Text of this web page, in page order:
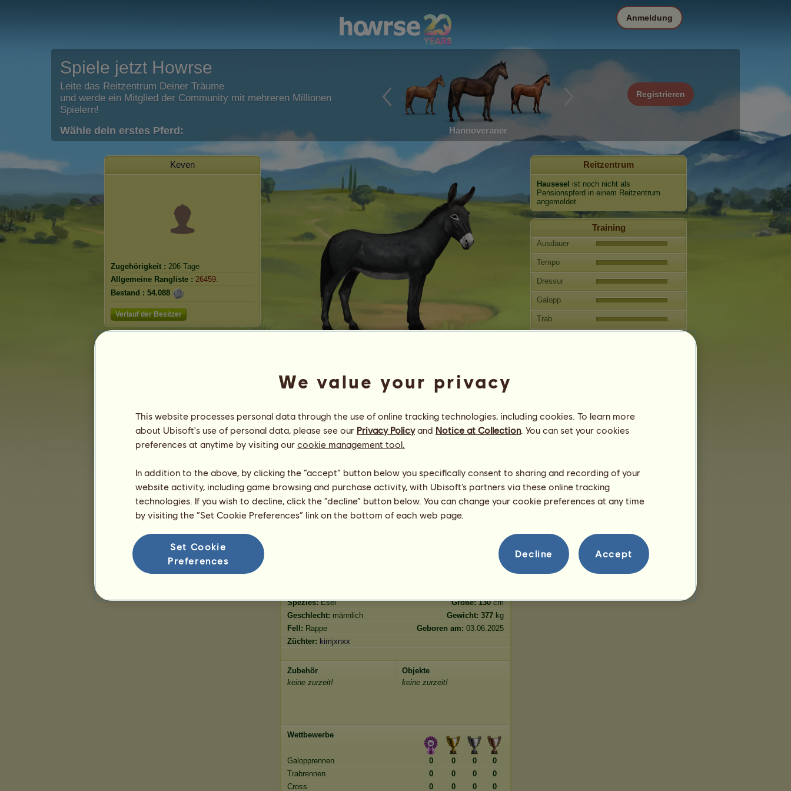
Spiele jetzt Howrse
Leite das Reitzentrum Deiner Träume
und werde ein Mitglied der Community mit mehreren Millionen
Spielern!
Wähle dein erstes Pferd: Hannoveraner
Registrieren
Anmeldung
Keven
Zugehörigkeit : 206 Tage
Allgemeine Rangliste : 26459.
Bestand : 54.088
Verlauf der Besitzer
Das kalte Wesen
10:00
Gesundheit
100%
Moral
98%
Ausdauer
7.11
Tempo
0.00
Dressur
0.00
Galopp
7.11
Spezies:Esel Größe: 130cm
Geschlecht: männlich Gewicht: 377 kg
Fell: Rappe Geboren am: 03.06.2025
Züchter: kimjxnxx
Zubehör
keine zurzeit!
Objekte
keine zurzeit!
Wettbewerbe
Galopprennen 0 0 0
0
Trabrennen
0 0 0
0
Cross
0 0 0 0
Reitzentrum
Hausesel ist noch nicht als
Pensionspferd in einem Reitzentrum
angemeldet.
Training
Ausdauer
Tempo
Dressur
Galopp
Trab
We value your privacy
This website processes personal data through the use of online tracking technologies, including cookies. To learn more
about Ubisoft's use of personal data, please see our Privacy Policyand Notice at Collection. You can set your cookies
preferences at anytime by visiting our cookie management tool.
In addition to the above, by clicking the “accept” button below you specifically consent to sharing and recording of your
website activity, including game browsing and purchase activity, with Ubisoft’s partners via these online tracking
technologies. If you wish to decline, click the “decline” button below. You can change your cookie preferences at any time
by visiting the “Set Cookie Preferences” link on the bottom of each web page.
Set Cookie
Preferences
Decline Accept